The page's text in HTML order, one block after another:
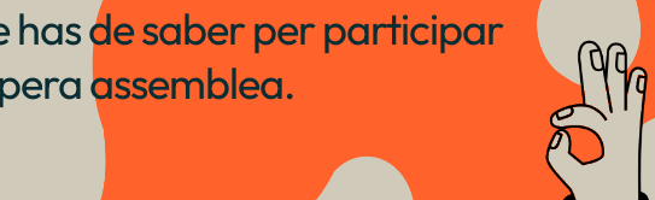
has de saber per participar
assemblea.